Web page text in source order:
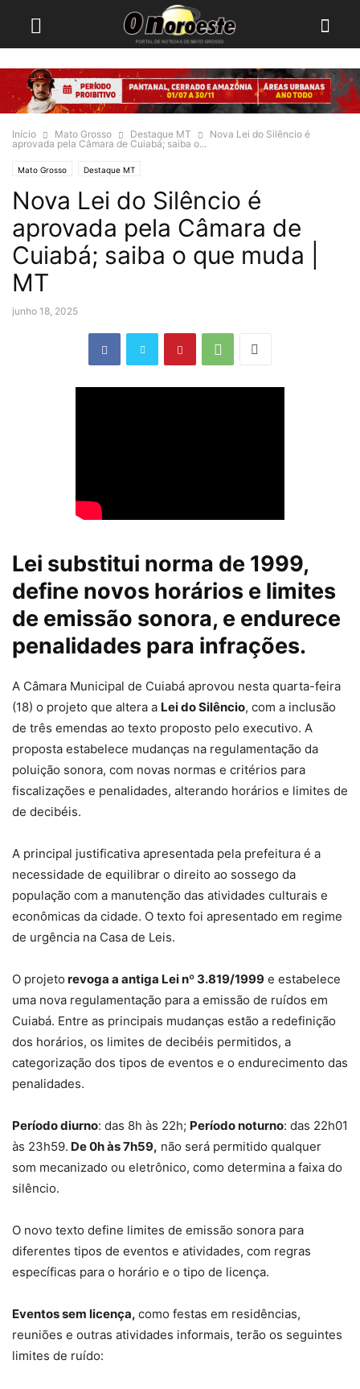
Início Mato Grosso Destaque MT
Nova Lei do Silêncio é
aprovada pela Câmara de Cuiabá; saiba o...
Mato Grosso Destaque MT
Nova Lei do Silêncio é
aprovada pela Câmara de
Cuiabá; saiba o que muda |
MT
junho 18, 2025
Lei substitui norma de 1999,
define novos horários e limites
de emissão sonora, e endurece
penalidades para infrações.
A Câmara Municipal de Cuiabá aprovou nesta quarta-feira
(18) o projeto que altera a Lei do Silêncio, com a inclusão
de três emendas ao texto proposto pelo executivo. A
proposta estabelece mudanças na regulamentação da
poluição sonora, com novas normas e critérios para
fiscalizações e penalidades, alterando horários e limites de
de decibéis.
A principal justificativa apresentada pela prefeitura é a
necessidade de equilibrar o direito ao sossego da
população com a manutenção das atividades culturais e
econômicas da cidade. O texto foi apresentado em regime
de urgência na Casa de Leis.
O projeto revoga a antiga Lei nº 3.819/1999 e estabelece
uma nova regulamentação para a emissão de ruídos em
Cuiabá. Entre as principais mudanças estão a redefinição
dos horários, os limites de decibéis permitidos, a
categorização dos tipos de eventos e o endurecimento das
penalidades.
Período diurno: das 8h às 22h; Período noturno: das 22h01
às 23h59. De 0h às 7h59, não será permitido qualquer
som mecanizado ou eletrônico, como determina a faixa do
silêncio.
O novo texto define limites de emissão sonora para
diferentes tipos de eventos e atividades, com regras
específicas para o horário e o tipo de licença.
Eventos sem licença, como festas em residências,
reuniões e outras atividades informais, terão os seguintes
limites de ruído: